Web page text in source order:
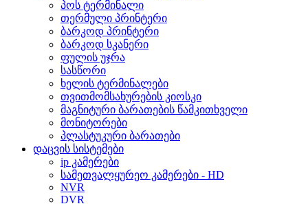
პოს ტერმინალი
თერმული პრინტერი
ბარკოდ პრინტერი
ბარკოდ სკანერი
ფულის უჯრა
სასწორი
ხელის ტერმინალები
თვითმომსახურების კიოსკი
მაგნიტური ბარათების წამკითხველი
მონიტორები
პლასტუკური ბარათები
დაცვის სისტემები
ip კამერები
სამეთვალყურეო კამერები - HD
NVR
DVR